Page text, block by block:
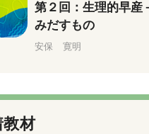
第２回：生理的早産
みだすもの
安保 寛明
教材